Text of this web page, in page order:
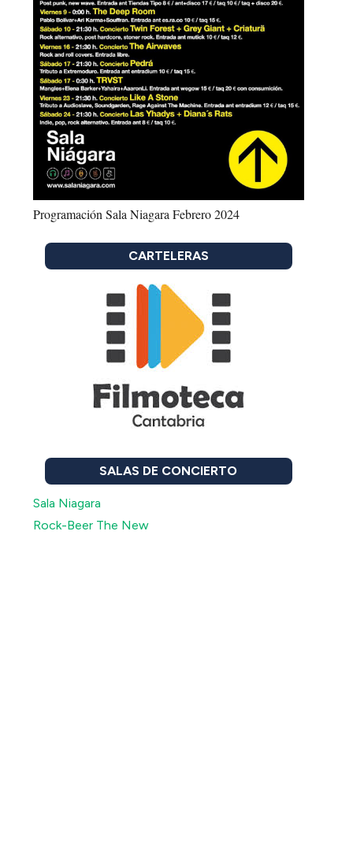
Programación Sala Niagara Febrero 2024
CARTELERAS
SALAS DE CONCIERTO
Sala Niagara
Rock-Beer The New